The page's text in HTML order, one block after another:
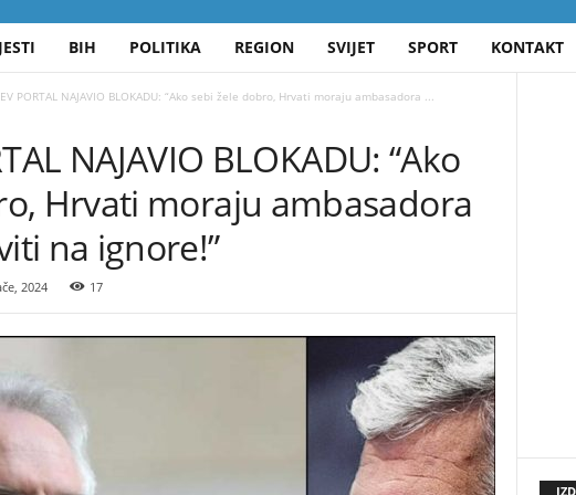
BIH POLITIKA REGION SVIJET SPORT KONTAKT
PORTAL NAJAVIO BLOKADU: “Ako sebi žele dobro, Hrvati moraju ambasadora ...
NAJAVIO BLOKADU: “Ako
Hrvati moraju ambasadora
na ignore!”
2024 17